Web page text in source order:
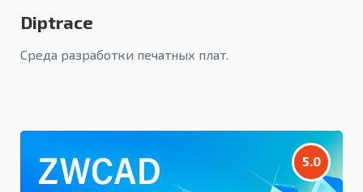
Diptrace
Среда разработки печатных плат.
5.0